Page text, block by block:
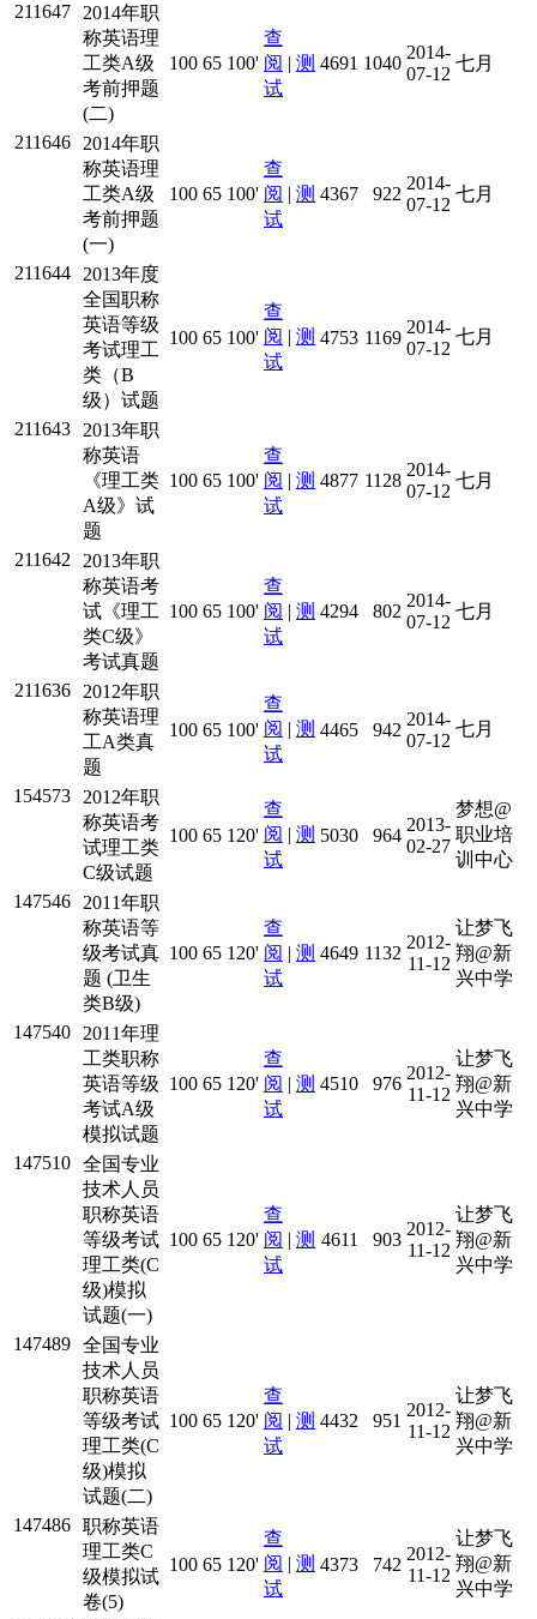
211647
2014年职
称英语理
工类A级
考前押题
(二)
100 65 100'
查
阅 | 测
试
4691 1040
2014-
07-12
七月
211646
2014年职
称英语理
工类A级
考前押题
(一)
100 65 100'
查
阅 | 测
试
4367 922
2014-
07-12
七月
211644
2013年度
全国职称
英语等级
考试理工
类（B
级）试题
100 65 100'
查
阅 | 测
试
4753 1169
2014-
07-12
七月
211643
2013年职
称英语
《理工类
A级》试
题
100 65 100'
查
阅 | 测
试
4877 1128
2014-
07-12
七月
211642
2013年职
称英语考
试《理工
类C级》
考试真题
100 65 100'
查
阅 | 测
试
4294 802
2014-
07-12
七月
211636
2​0​1​2​年职​
称​英​语​理​
工​A​类​真​
题​
100 65 100'
查
阅 | 测
试
4465 942
2014-
07-12
七月
154573
2012年职
称英语考
试理工类
C级试题
100 65 120'
查
阅 | 测
试
5030 964
2013-
02-27
梦想@
职业培
训中心
147546
2011年职
称英语等
级考试真
题 (卫生
类B级)
100 65 120'
查
阅 | 测
试
4649 1132
2012-
11-12
让梦飞
翔@新
兴中学
147540
2011年理
工类职称
英语等级
考试A级
模拟试题
100 65 120'
查
阅 | 测
试
4510 976
2012-
11-12
让梦飞
翔@新
兴中学
147510 全国专业
技术人员
职称英语
等级考试
理工类(C
级)模拟
试题(一)
100 65 120'
查
阅 | 测
试
4611 903
2012-
11-12
让梦飞
翔@新
兴中学
147489 全国专业
技术人员
职称英语
等级考试
理工类(C
级)模拟
试题(二)
100 65 120'
查
阅 | 测
试
4432 951
2012-
11-12
让梦飞
翔@新
兴中学
147486 职称英语
理工类C
级模拟试
卷(5)
100 65 120'
查
阅 | 测
试
4373 742
2012-
11-12
让梦飞
翔@新
兴中学